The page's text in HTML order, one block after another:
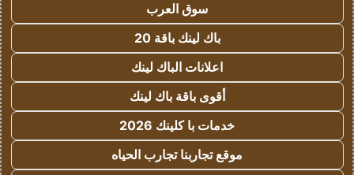
سوق العرب
باك لينك باقة 20
اعلانات الباك لينك
أقوى باقة باك لينك
خدمات با كلينك 2026
موقع تجاربنا تجارب الحياه